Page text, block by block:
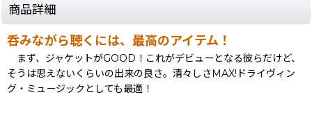
商品詳細
呑みながら聴くには、最高のアイテム！
まず、ジャケットがGOOD！これがデビューとなる彼らだけど、
そうは思えないくらいの出来の良さ。清々しさMAX!ドライヴィン
グ・ミュージックとしても最適！